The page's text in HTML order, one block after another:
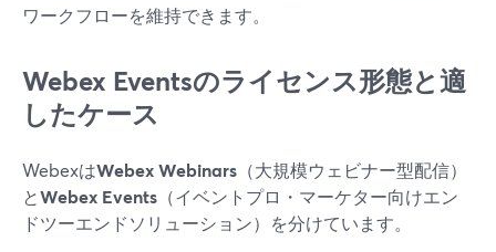
ワークフローを維持できます。
Webex Eventsのライセンス形態と適
したケース
WebexはWebex Webinars （大規模ウェビナー型配信）
とWebex Events （イベントプロ・マーケター向けエン
ドツーエンドソリューション）を分けています。